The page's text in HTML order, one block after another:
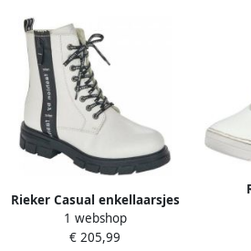
Rieker Casual enkellaarsjes
Wit Dames
1 webshop
€ 205,99